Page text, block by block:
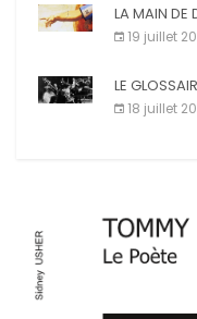
LA MAIN DE
19 juillet
LE
18 juillet